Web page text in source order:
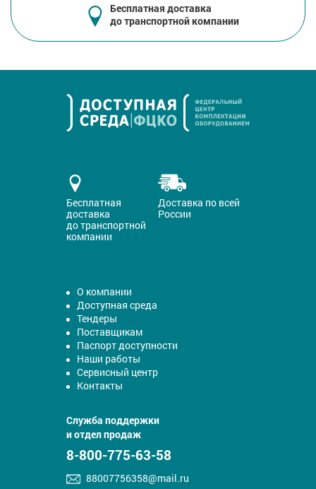
Бесплатная доставка
до транспортной компании
Бесплатная
доставка
до транспортной
компании
Доставка по всей
России
О компании
Доступная среда
Тендеры
Поставщикам
Паспорт доступности
Наши работы
Сервисный центр
Контакты
Служба поддержки
и отдел продаж
8-800-775-63-58
88007756358@mail.ru